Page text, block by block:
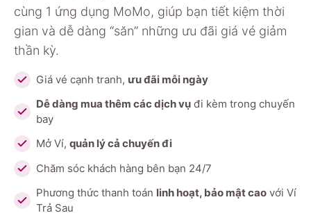
cùng 1 ứng dụng MoMo, giúp bạn tiết kiệm thời
gian và dễ dàng “săn” những ưu đãi giá vé giảm
thần kỳ.
Giá vé cạnh tranh, ưu đãi mỗi ngày
Dễ dàng mua thêm các dịch vụ đi kèm trong chuyến
bay
Mở Ví, quản lý cả chuyến đi
Chăm sóc khách hàng bên bạn 24/7
Phương thức thanh toán linh hoạt, bảo mật cao với Ví
Trả Sau